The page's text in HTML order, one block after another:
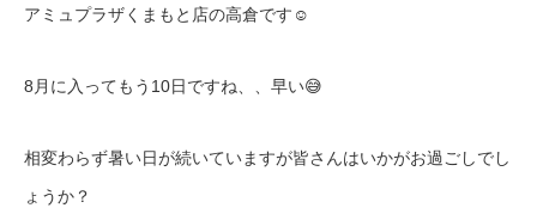
アミュプラザくまもと店の高倉です ☺️
8 月に入ってもう10日ですね、、早い😅
相変わらず暑い日が続いていますが皆さんはいかがお過ごしでし
ょうか？